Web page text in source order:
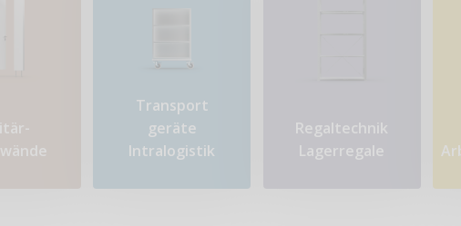
Transport​
geräte
Intralogistik
Regaltechnik
Lagerregale